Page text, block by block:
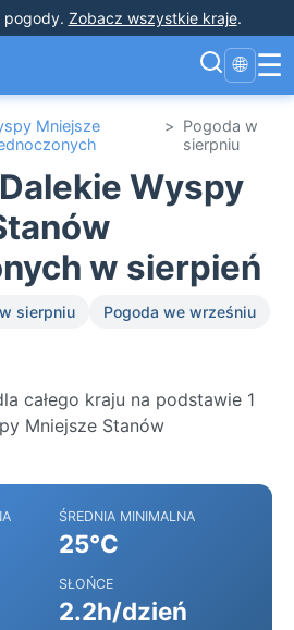
pogody. Zobacz wszystkie kraje.
🌐 ☰
Mniejsze
> Pogoda w
sierpniu
Wyspy
w sierpień
sierpniu
Pogoda we wrześniu
całego kraju na podstawie 1
Mniejsze Stanów
ŚREDNIA MINIMALNA
25°C
SŁOŃCE
2.2h/dzień